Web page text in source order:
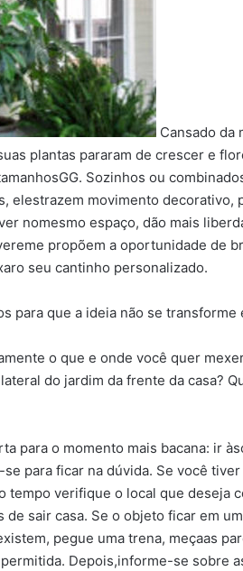
Cansado da
plantas pararam de crescer e
Sozinhos ou
elestrazem movimento decorativo,
nomesmo espaço, dão mais
propõem a oportunidade de
seu cantinho personalizado.
para que a ideia não se transforme
o que e onde você quer
do jardim da frente da casa?
para o momento mais bacana: ir
para ficar na dúvida. Se você
tempo verifique o local que deseja
sair casa. Se o objeto ficar em
pegue uma trena, meçaas
Depois,informe-se sobre